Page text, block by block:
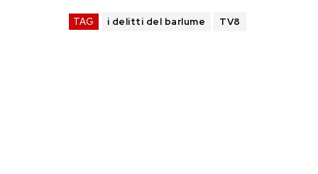
TAG i delitti del barlume TV8